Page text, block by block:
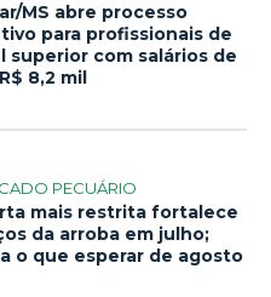
MS abre processo
para profissionais de
superior com salários de
8,2 mil
PECUÁRIO
mais restrita fortalece
da arroba em julho;
o que esperar de agosto